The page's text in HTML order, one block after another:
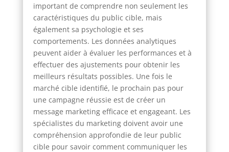
important de comprendre non seulement les
caractéristiques du public cible, mais
également sa psychologie et ses
comportements. Les données analytiques
peuvent aider à évaluer les performances et à
effectuer des ajustements pour obtenir les
meilleurs résultats possibles. Une fois le
marché cible identifié, le prochain pas pour
une campagne réussie est de créer un
message marketing efficace et engageant. Les
spécialistes du marketing doivent avoir une
compréhension approfondie de leur public
cible pour savoir comment communiquer les